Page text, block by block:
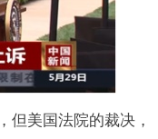
但美国法院的裁决，